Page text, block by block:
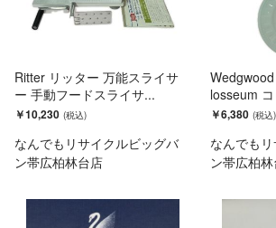
Ritter リッター 万能スライサ
ー 手動フードスライサ...
￥10,230
なんでもリサイクルビッグバ
ン帯広柏林台店
losseum
￥6,380
なんでも
ン帯広柏